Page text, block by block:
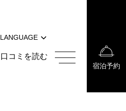
LANGUAGE
English
口コミを読む
한국어
宿泊予約